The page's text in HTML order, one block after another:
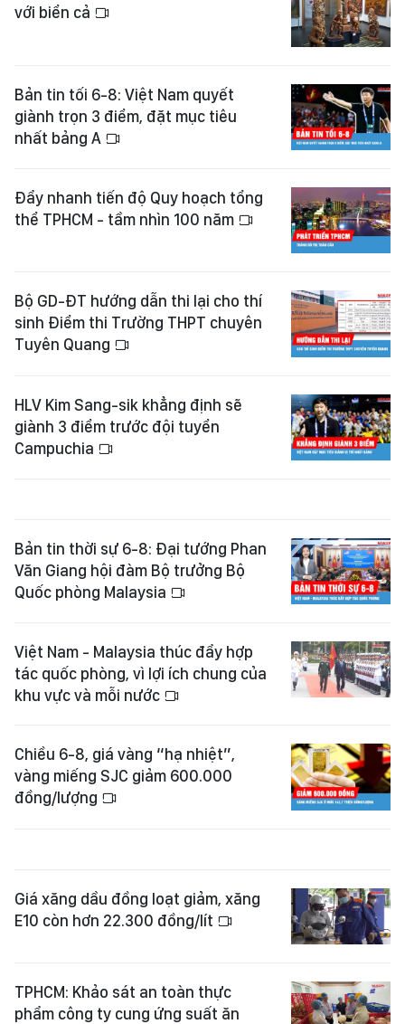
với biển cả
Bản tin tối 6-8: Việt Nam quyết
giành trọn 3 điểm, đặt mục tiêu
nhất bảng A
Đẩy nhanh tiến độ Quy hoạch tổng
thể TPHCM - tầm nhìn 100 năm
Bộ GD-ĐT hướng dẫn thi lại cho thí
sinh Điểm thi Trường THPT chuyên
Tuyên Quang
HLV Kim Sang-sik khẳng định sẽ
giành 3 điểm trước đội tuyển
Campuchia
Bản tin thời sự 6-8: Đại tướng Phan
Văn Giang hội đàm Bộ trưởng Bộ
Quốc phòng Malaysia
Việt Nam - Malaysia thúc đẩy hợp
tác quốc phòng, vì lợi ích chung của
khu vực và mỗi nước
Chiều 6-8, giá vàng “hạ nhiệt”,
vàng miếng SJC giảm 600.000
đồng/lượng
Giá xăng dầu đồng loạt giảm, xăng
E10 còn hơn 22.300 đồng/lít
TPHCM: Khảo sát an toàn thực
phẩm công ty cung ứng suất ăn